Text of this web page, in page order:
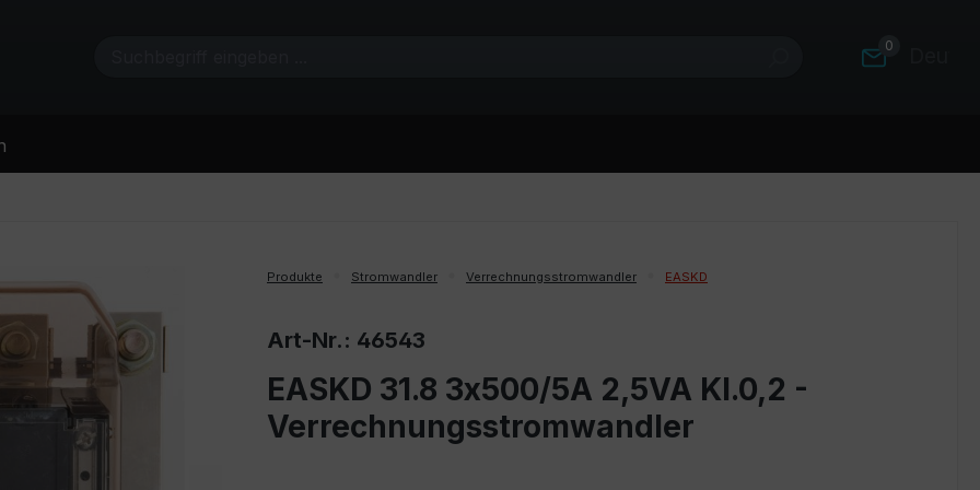
0
Produkte Stromwandler Verrechnungsstromwandler EASKD
Art-Nr.: 46543
EASKD 31.8 3x500/5A 2,5VA Kl.0,2 -
Verrechnungsstromwandler